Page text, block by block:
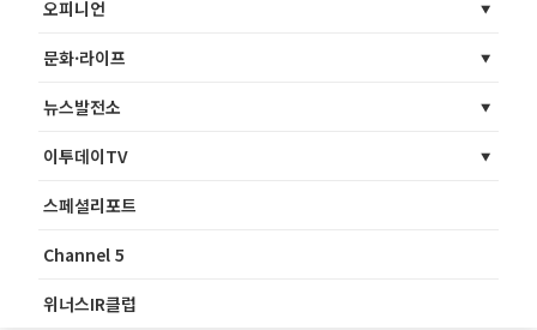
오피니언
문화·라이프
뉴스발전소
이투데이TV
스페셜리포트
Channel 5
위너스IR클럽